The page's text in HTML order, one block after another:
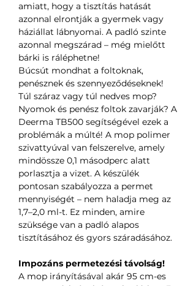
amiatt, hogy a tisztítás hatását
azonnal elrontják a gyermek vagy
háziállat lábnyomai. A padló szinte
azonnal megszárad – még mielőtt
bárki is ráléphetne!
Búcsút mondhat a foltoknak,
penésznek és szennyeződéseknek!
Túl száraz vagy túl nedves mop?
Nyomok és penész foltok zavarják? A
Deerma TB500 segítségével ezek a
problémák a múlté! A mop polimer
szivattyúval van felszerelve, amely
mindössze 0,1 másodperc alatt
porlasztja a vizet. A készülék
pontosan szabályozza a permet
mennyiségét – nem haladja meg az
1,7–2,0 ml-t. Ez minden, amire
szüksége van a padló alapos
tisztításához és gyors száradásához.
Impozáns permetezési távolság!
A mop irányításával akár 95 cm-es